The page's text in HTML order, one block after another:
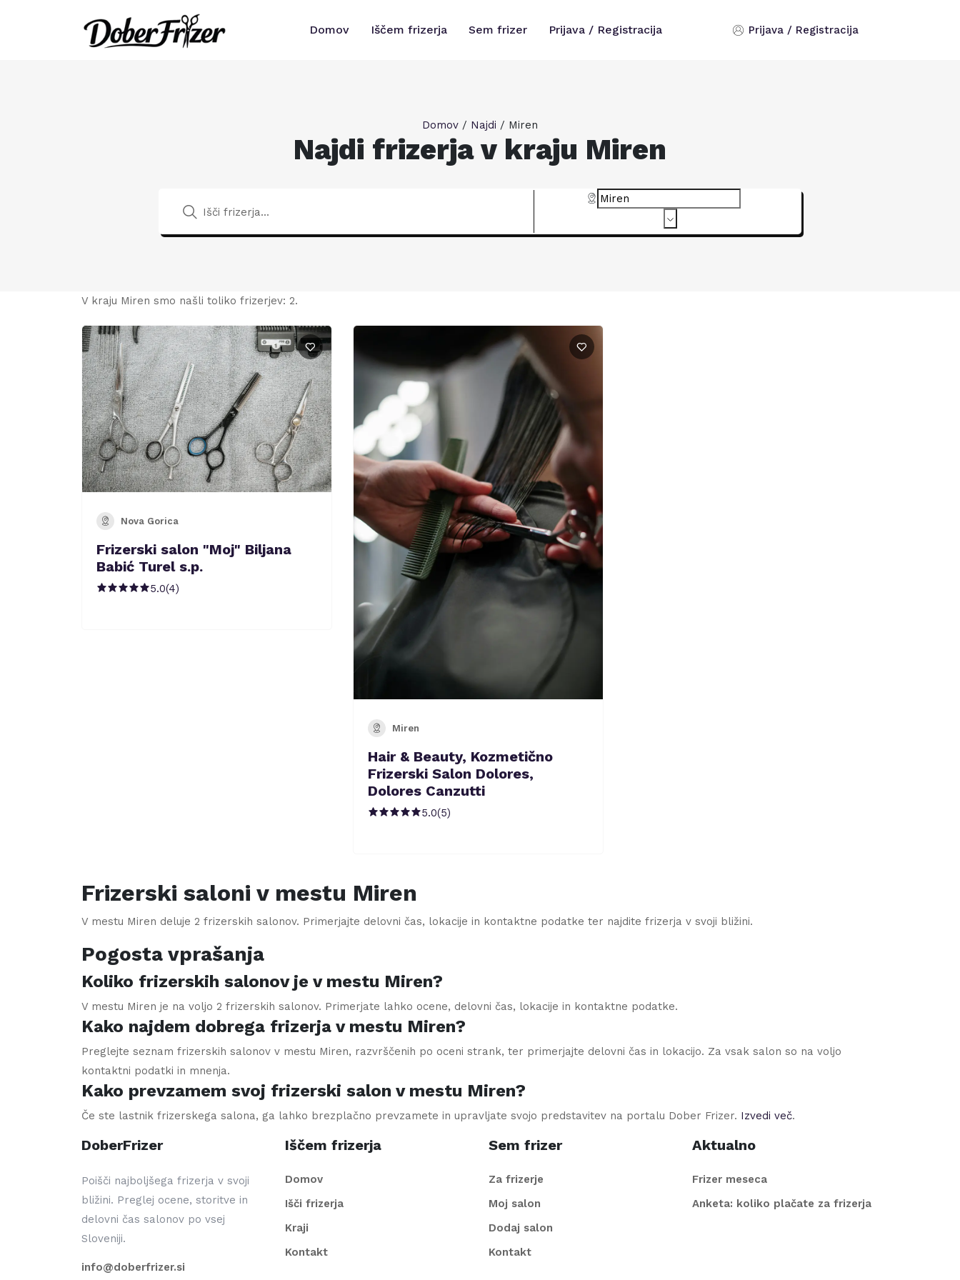
Domov Iščem frizerja Sem frizer Prijava / Registracija Prijava / Registracija
Domov / Najdi / Miren
Najdi frizerja v kraju Miren
V kraju Miren smo našli toliko frizerjev: 2.
Nova Gorica
Frizerski salon "Moj" Biljana
Babić Turel s.p.
5.0(4)
Miren
Hair & Beauty, Kozmetično
Frizerski Salon Dolores,
Dolores Canzutti
5.0(5)
Frizerski saloni v mestu Miren
V mestu Miren deluje 2 frizerskih salonov. Primerjajte delovni čas, lokacije in kontaktne podatke ter najdite frizerja v svoji bližini.
Pogosta vprašanja
Koliko frizerskih salonov je v mestu Miren?
V mestu Miren je na voljo 2 frizerskih salonov. Primerjate lahko ocene, delovni čas, lokacije in kontaktne podatke.
Kako najdem dobrega frizerja v mestu Miren?
Preglejte seznam frizerskih salonov v mestu Miren, razvrščenih po oceni strank, ter primerjajte delovni čas in lokacijo. Za vsak salon so na voljo
kontaktni podatki in mnenja.
Kako prevzamem svoj frizerski salon v mestu Miren?
Če ste lastnik frizerskega salona, ga lahko brezplačno prevzamete in upravljate svojo predstavitev na portalu Dober Frizer. Izvedi več.
DoberFrizer
Poišči najboljšega frizerja v svoji
bližini. Preglej ocene, storitve in
delovni čas salonov po vsej
Sloveniji.
info@doberfrizer.si
Iščem frizerja
Domov
Išči frizerja
Kraji
Kontakt
Sem frizer
Za frizerje
Moj salon
Dodaj salon
Kontakt
Aktualno
Frizer meseca
Anketa: koliko plačate za frizerja